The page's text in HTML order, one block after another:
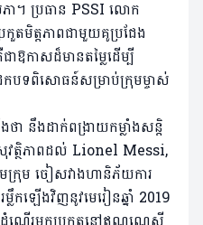
ា​។ ប្រធាន PSSI លោក
ត​មិត្ត​ភាព​ជាមួយ​គូប្រជែង​
កាស​​ដ៏​មាន​តម្លៃ​ដើម្បី​
ក​បទ​ពិសោធន៍​សម្រាប់​ក្រុម​ម្ចាស់​
ថា នឹង​ដាក់​ពង្រាយ​កម្លាំង​សន្តិ
វត្ថិភាព​ដល់​ Lionel Messi,
រុម​ ចៀស​វាង​ហានិភ័យ​ការ​
ឡើងវិញ​នូវ​មេរៀន​ឆ្នាំ 2019